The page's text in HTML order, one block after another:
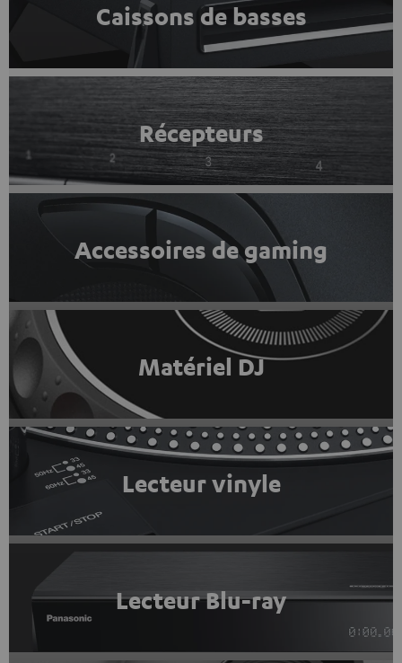
Caissons de basses
Récepteurs
Accessoires de gaming
Matériel DJ
Lecteur vinyle
Lecteur Blu-ray